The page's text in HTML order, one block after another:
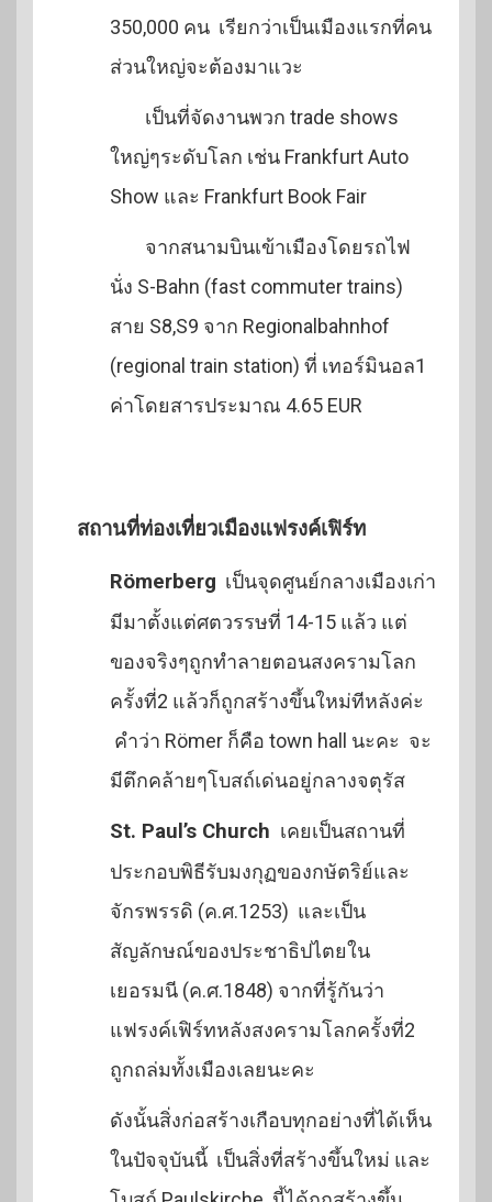
350,000 คน เรียกว่าเป็นเมืองแรกที่คน
ส่วนใหญ่จะต้องมาแวะ
เป็นที่จัดงานพวก trade shows
ใหญ่ๆระดับโลก เช่น Frankfurt Auto
Show และ Frankfurt Book Fair
จากสนามบินเข้าเมืองโดยรถไฟ
นั่ง S-Bahn (fast commuter trains)
สาย S8,S9 จาก Regionalbahnhof
(regional train station) ที่ เทอร์มินอล1
ค่าโดยสารประมาณ 4.65 EUR
สถานที่ท่องเที่ยวเมืองแฟรงค์เฟิร์ท
Römerberg เป็นจุดศูนย์กลางเมืองเก่า
มีมาตั้งแต่ศตวรรษที่ 14-15 แล้ว แต่
ของจริงๆถูกทำลายตอนสงครามโลก
ครั้งที่2 แล้วก็ถูกสร้างขึ้นใหม่ทีหลังค่ะ
คำว่า Römer ก็คือ town hall นะคะ จะ
มีตึกคล้ายๆโบสถ์เด่นอยู่กลางจตุรัส
St. Paul’s Church เคยเป็นสถานที่
ประกอบพิธีรับมงกุฏของกษัตริย์และ
จักรพรรดิ (ค.ศ.1253) และเป็น
สัญลักษณ์ของประชาธิปไตยใน
เยอรมนี (ค.ศ.1848) จากที่รู้กันว่า
แฟรงค์เฟิร์ทหลังสงครามโลกครั้งที่2
ถูกถล่มทั้งเมืองเลยนะคะ
ดังนั้นสิ่งก่อสร้างเกือบทุกอย่างที่ได้เห็น
ในปัจจุบันนี้ เป็นสิ่งที่สร้างขึ้นใหม่ และ